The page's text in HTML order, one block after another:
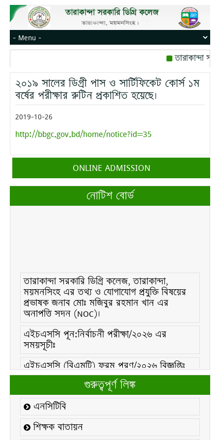
তারাকান্দা
রোজ বৃহস্পতিবার।
মোবাইল নম্বর:
২০১৯ সালের ডিগ্রী পাস ও সার্টিফিকেট কোর্স ১ম
বর্ষের পরীক্ষার রুটিন প্রকাশিত হয়েছে।
2019-10-26
http://bbgc.gov.bd/home/notice?id=35
ONLINE ADMISSION
নোটিশ বোর্ড
তারাকান্দা সরকারি ডিগ্রি কলেজ, তারাকান্দা,
ময়মনসিংহ এর তথ্য ও যোগাযোগ প্রযুক্তি বিষয়ের
প্রভাষক জনাব মোঃ মজিবুর রহমান খান এর
অনাপত্তি সদন (NOC)।
এইচএসসি পূন:নির্বাচনী পরীক্ষা/২০২৬ এর
সময়সূচীঃ
এইচএসসি (বিএমটি) ফরম পূরণ/২০২৬ বিজ্ঞপ্তিঃ
এইচএসসি ফরম/২০২৬ পূরণ বিজ্ঞপ্তিঃ
২১ ফেব্রুয়ারি/২০২৬ ইং তারিখে “শহিদ দিবস ও
আন্তর্জাতিক মাতৃভাষা দিবস-২০২৬ উদযাপন
উপলক্ষ্যে নোটিশঃ
গুরুত্বপূর্ণ লিঙ্ক
এনসিটিবি
শিক্ষক বাতায়ন